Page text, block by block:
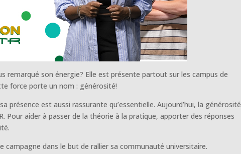
remarqué son énergie? Elle est présente partout sur les campus de
force porte un nom : générosité!
présence est aussi rassurante qu’essentielle. Aujourd’hui, la générosité
Pour aider à passer de la théorie à la pratique, apporter des réponses
campagne dans le but de rallier sa communauté universitaire.